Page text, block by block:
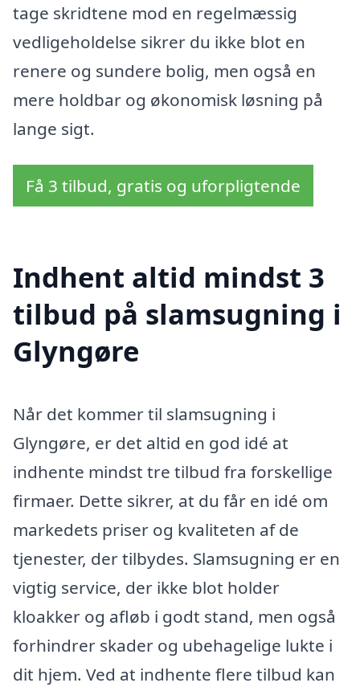
tage skridtene mod en regelmæssig
vedligeholdelse sikrer du ikke blot en
renere og sundere bolig, men også en
mere holdbar og økonomisk løsning på
lange sigt.
Få 3 tilbud, gratis og uforpligtende
Indhent altid mindst 3
tilbud på slamsugning i
Glyngøre
Når det kommer til slamsugning i
Glyngøre, er det altid en god idé at
indhente mindst tre tilbud fra forskellige
firmaer. Dette sikrer, at du får en idé om
markedets priser og kvaliteten af de
tjenester, der tilbydes. Slamsugning er en
vigtig service, der ikke blot holder
kloakker og afløb i godt stand, men også
forhindrer skader og ubehagelige lukte i
dit hjem. Ved at indhente flere tilbud kan